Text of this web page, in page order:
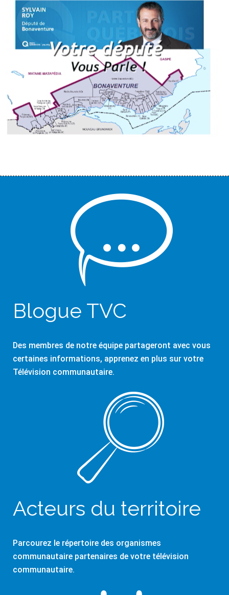
Blogue TVC
Des membres de notre équipe partageront avec vous
certaines informations, apprenez en plus sur votre
Télévision communautaire.
Acteurs du territoire
Parcourez le répertoire des organismes
communautaire partenaires de votre télévision
communautaire.